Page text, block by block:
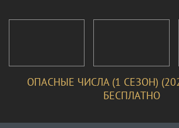
ОПАСНЫЕ ЧИСЛА (1 СЕЗОН)
БЕСПЛАТНО